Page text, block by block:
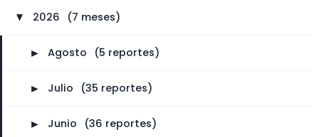
► 2026 (7 meses)
► Agosto (5 reportes)
► Julio (35 reportes)
► Junio (36 reportes)